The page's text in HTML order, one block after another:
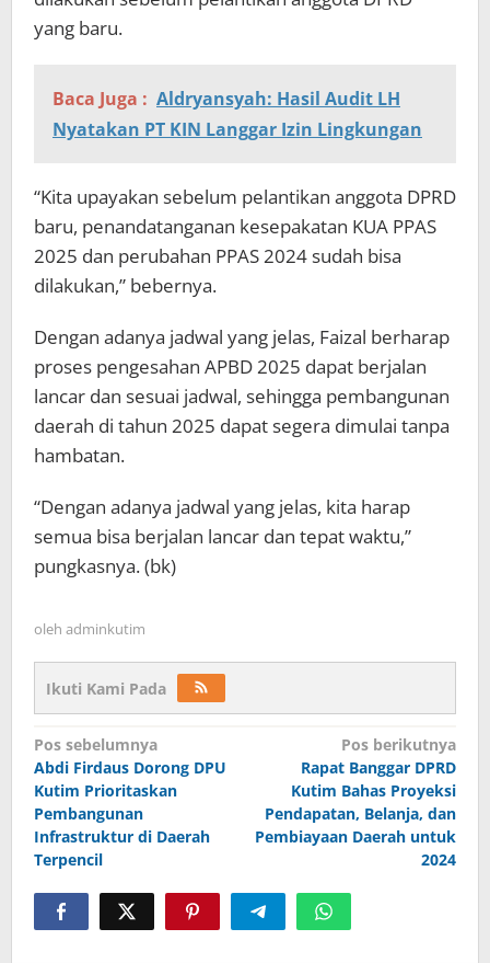
yang baru.
Baca Juga : Aldryansyah: Hasil Audit LH
Nyatakan PT KIN Langgar Izin Lingkungan
“Kita upayakan sebelum pelantikan anggota DPRD
baru, penandatanganan kesepakatan KUA PPAS
2025 dan perubahan PPAS 2024 sudah bisa
dilakukan,” bebernya.
Dengan adanya jadwal yang jelas, Faizal berharap
proses pengesahan APBD 2025 dapat berjalan
lancar dan sesuai jadwal, sehingga pembangunan
daerah di tahun 2025 dapat segera dimulai tanpa
hambatan.
“Dengan adanya jadwal yang jelas, kita harap
semua bisa berjalan lancar dan tepat waktu,”
pungkasnya. (bk)
oleh adminkutim
Ikuti Kami Pada
Navigasi
pos
Pos sebelumnya
Abdi Firdaus Dorong DPU
Kutim Prioritaskan
Pembangunan
Infrastruktur di Daerah
Terpencil
Pos berikutnya
Rapat Banggar DPRD
Kutim Bahas Proyeksi
Pendapatan, Belanja, dan
Pembiayaan Daerah untuk
2024